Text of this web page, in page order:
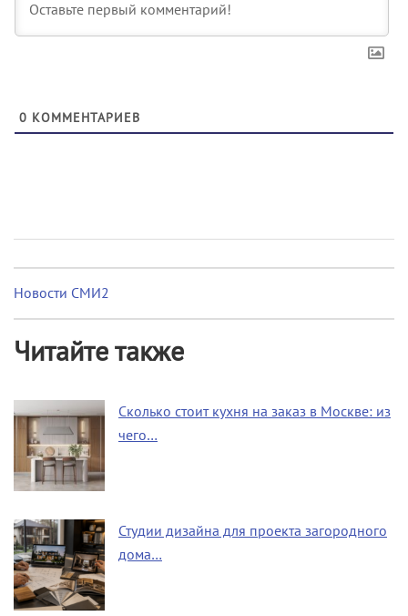
0 КОММЕНТАРИЕВ
Новости СМИ2
Читайте также
Сколько стоит кухня на заказ в Москве: из
чего…
Студии дизайна для проекта загородного
дома…